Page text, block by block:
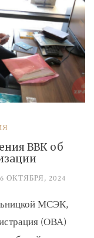
ВВК об
6 ОКТЯБРЯ, 2024
МСЭК,
(ОВА)